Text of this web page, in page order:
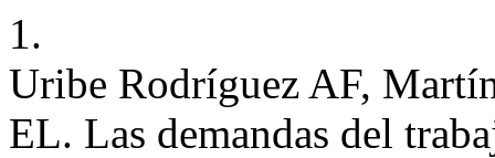
1.
Uribe Rodríguez AF,
EL. Las demandas del